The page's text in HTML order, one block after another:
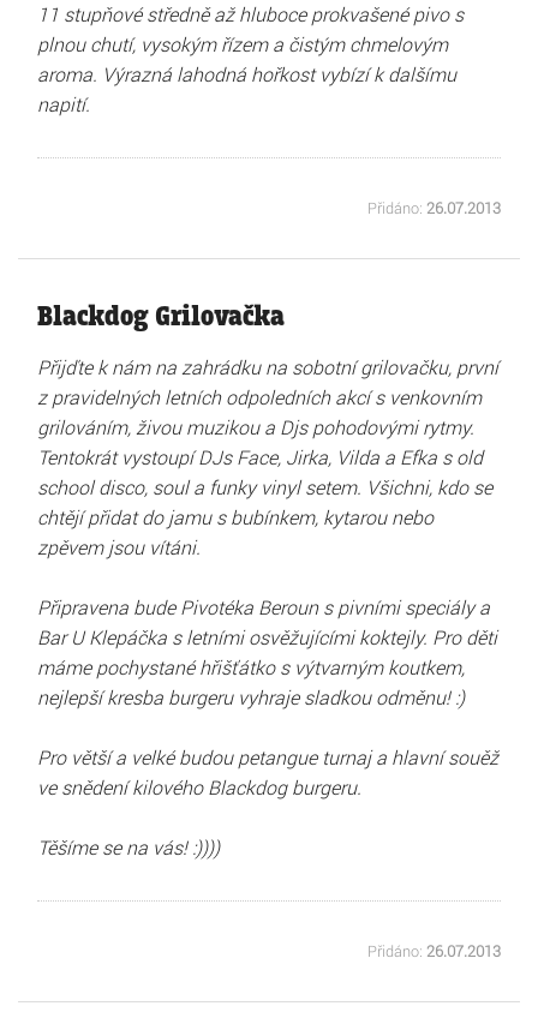
11 stupňové středně až hluboce prokvašené pivo s
plnou chutí, vysokým řízem a čistým chmelovým
aroma. Výrazná lahodná hořkost vybízí k dalšímu
napití.
Přidáno: 26.07.2013
Blackdog Grilovačka
Přijďte k nám na zahrádku na sobotní grilovačku, první
z pravidelných letních odpoledních akcí s venkovním
grilováním, živou muzikou a Djs pohodovými rytmy.
Tentokrát vystoupí DJs Face, Jirka, Vilda a Efka s old
school disco, soul a funky vinyl setem. Všichni, kdo se
chtějí přidat do jamu s bubínkem, kytarou nebo
zpěvem jsou vítáni.
Připravena bude Pivotéka Beroun s pivními speciály a
Bar U Klepáčka s letními osvěžujícími koktejly. Pro děti
máme pochystané hřišťátko s výtvarným koutkem,
nejlepší kresba burgeru vyhraje sladkou odměnu! :)
Pro větší a velké budou petangue turnaj a hlavní souěž
ve snědení kilového Blackdog burgeru.
Těšíme se na vás! :))))
Přidáno: 26.07.2013